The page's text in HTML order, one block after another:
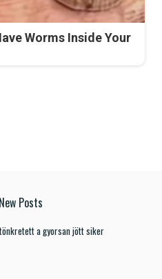
Worms Inside Your
New Posts
a gyorsan jött siker